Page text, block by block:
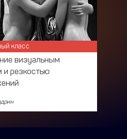
визуальным
и резкостью
класс